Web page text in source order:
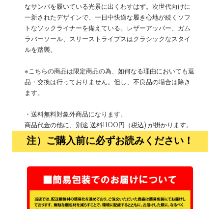
なサンバを履いている光景に出くわすはず。次世代向けに
一新されたデザインで、一日中快適な履き心地が続くソフ
トなソックライナーを備えている。レザーアッパー、ガム
ラバーソール、スリーストライプスはクラシックなスタイ
ルを踏襲。
※こちらの商品は限定商品の為、如何なる理由においても返
品・交換は行っておりません。但し、不良品の場合は除き
ます。
・送料無料対象外商品になります。
商品代金の他に、別途 送料1100円（税込) が掛かります。
注）ご購入前に必ずお読みください！